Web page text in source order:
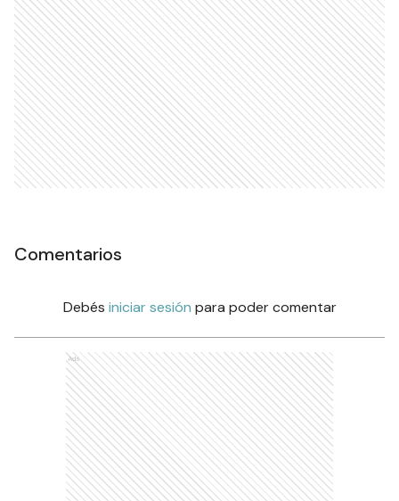
Comentarios
Debés iniciar sesión para poder comentar
Ads